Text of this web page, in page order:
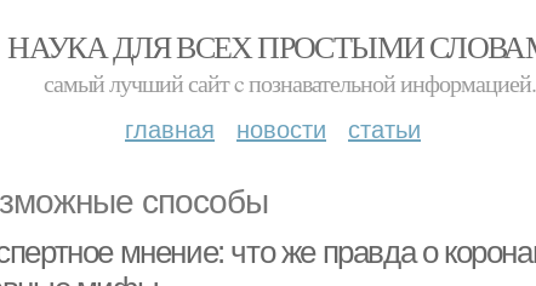
НАУКА ДЛЯ ВСЕХ ПРОСТЫМИ
самый лучший сайт c познавательной информацией.
главная новости статьи
способы
мнение: что же правда о